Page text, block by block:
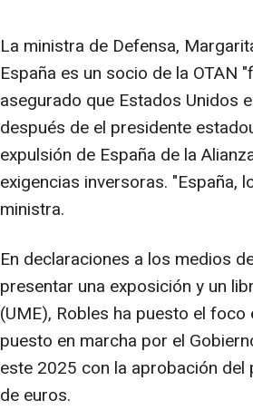
La ministra de Defensa,
España es un socio de la OTAN
asegurado que Estados Unidos
después de el presidente
expulsión de España de la
exigencias inversoras. "España,
ministra.
En declaraciones a los medios
presentar una exposición y un
(UME), Robles ha puesto el
puesto en marcha por el
este 2025 con la aprobación
de euros.